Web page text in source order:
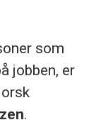
som
jobben, er
.